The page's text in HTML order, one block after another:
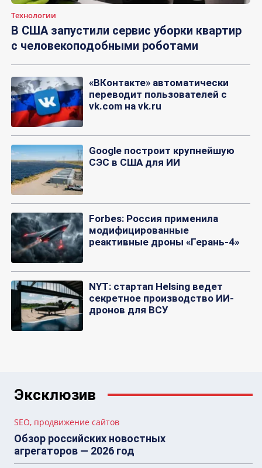
Технологии
В США запустили сервис уборки квартир
с человекоподобными роботами
«ВКонтакте» автоматически
переводит пользователей с
vk.com на vk.ru
Google построит крупнейшую
СЭС в США для ИИ
Forbes: Россия применила
модифицированные
реактивные дроны «Герань-4»
NYT: стартап Helsing ведет
секретное производство ИИ-
дронов для ВСУ
Эксклюзив
SEO, продвижение сайтов
Обзор российских новостных
агрегаторов — 2026 год